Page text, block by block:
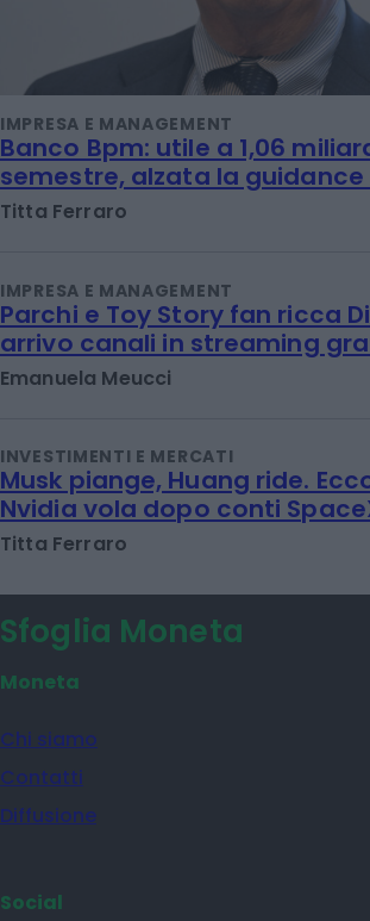
IMPRESA E MANAGEMENT
Banco Bpm: utile a 1,06
semestre, alzata la guidance
Titta Ferraro
IMPRESA E MANAGEMENT
Parchi e Toy Story fan ricca
arrivo canali in streaming
Emanuela Meucci
INVESTIMENTI E MERCATI
Musk piange, Huang ride.
Nvidia vola dopo conti
Titta Ferraro
Sfoglia Moneta
Moneta
Chi siamo
Contatti
Diffusione
Social